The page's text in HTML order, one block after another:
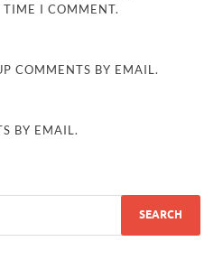
TIME I COMMENT.
COMMENTS BY EMAIL.
BY EMAIL.